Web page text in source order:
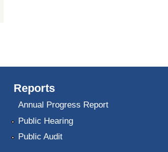
Reports
Annual Progress Report
Public Hearing
Public Audit